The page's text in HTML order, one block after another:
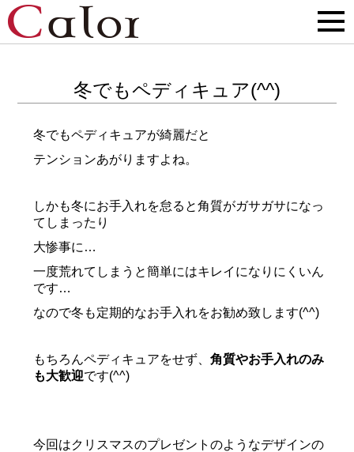
冬でもペディキュア(^^)
冬でもペディキュアが綺麗だと
テンションあがりますよね。
しかも冬にお手入れを怠ると角質がガサガサになっ
てしまったり
大惨事に…
一度荒れてしまうと簡単にはキレイになりにくいん
です…
なので冬も定期的なお手入れをお勧め致します(^^)
もちろんペディキュアをせず、角質やお手入れのみ
も大歓迎です(^^)
今回はクリスマスのプレゼントのようなデザインの